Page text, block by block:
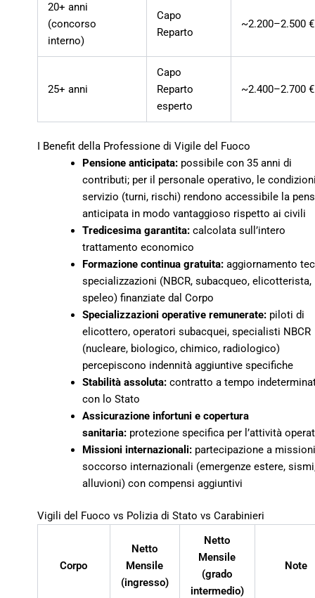
20+ anni
(concorso
interno)
Capo
Reparto
~2.200–2.500 €
25+ anni
Capo
Reparto
esperto
~2.400–2.700 €
I Benefit della Professione di Vigile del Fuoco
Pensione anticipata:possibile con 35 anni di
contributi; per il personale operativo, le
servizio (turni, rischi) rendono accessibile la
anticipata in modo vantaggioso rispetto ai civili
Tredicesima garantita:calcolata sull’intero
trattamento economico
Formazione continua gratuita:aggiornamento
specializzazioni (NBCR, subacqueo, elicotterista,
speleo) finanziate dal Corpo
Specializzazioni operative remunerate:piloti di
elicottero, operatori subacquei, specialisti NBCR
(nucleare, biologico, chimico, radiologico)
percepiscono indennità aggiuntive specifiche
Stabilità assoluta:contratto a tempo
con lo Stato
Assicurazione infortuni e copertura
sanitaria:protezione specifica per l’attività
Missioni internazionali:partecipazione a
soccorso internazionali (emergenze estere,
alluvioni) con compensi aggiuntivi
Vigili del Fuoco vs Polizia di Stato vs Carabinieri
Corpo
Netto
Mensile
(ingresso)
Netto
Mensile
(grado
intermedio)
Note